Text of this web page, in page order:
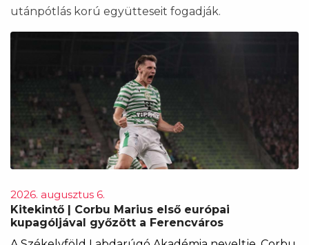
utánpótlás korú együtteseit fogadják.
2026. augusztus 6.
Kitekintő | Corbu Marius első európai
kupagóljával győzött a Ferencváros